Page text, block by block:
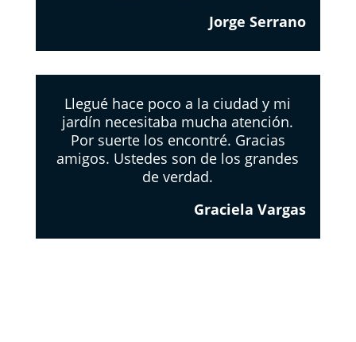
Jorge Serrano
Llegué hace poco a la ciudad y mi
jardín necesitaba mucha atención.
Por suerte los encontré. Gracias
amigos. Ustedes son de los grandes
de verdad.
Graciela Vargas